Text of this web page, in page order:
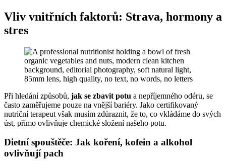
Vliv vnitřních faktorů: Strava, hormony a
stres
Při hledání způsobů, jak se zbavit potu a nepříjemného odéru, se
často zaměřujeme pouze na vnější bariéry. Jako certifikovaný
nutriční terapeut však musím zdůraznit, že to, co vkládáme do svých
úst, přímo ovlivňuje chemické složení našeho potu.
Dietní spouštěče: Jak koření, kofein a alkohol
ovlivňují pach